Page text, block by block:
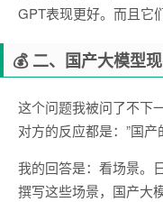
GPT表现更好。而且它
💰 二、国产大模型
这个问题我被问了不下
对方的反应都是：”国产
我的回答是：看场景。
撰写这些场景，国产大